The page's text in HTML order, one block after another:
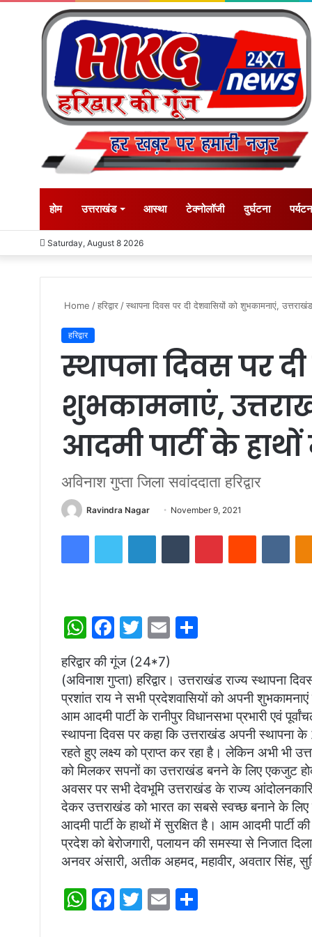
होम उत्तराखंड आस्था टेक्नोलॉजी दुर्घटना पर्यटन
Saturday, August 8 2026
Home /हरिद्वार/स्थापना दिवस पर दी देशवासियों को शुभकामनाएं,
हरिद्वार
स्थापना दिवस पर
शुभकामनाएं,
आदमी पार्टी के
अविनाश गुप्ता जिला सवांददाता हरिद्वार
Ravindra Nagar
Send November 9, 2021
FacebookTwitter LinkedInTumblr PinterestReddit
W
at
s
A
p
p
F
a
c
e
b
o
o
k
T
itt
er
E
ai
l
ar
e
हरिद्वार की गूंज (24*7)
(अविनाश गुप्ता) हरिद्वार। उत्तराखंड राज्य स्थापना
प्रशांत राय ने सभी प्रदेशवासियों को अपनी
आम आदमी पार्टी के रानीपुर विधानसभा प्रभारी एवं
स्थापना दिवस पर कहा कि उत्तराखंड अपनी स्थापना
रहते हुए लक्ष्य को प्राप्त कर रहा है। लेकिन अभी भी
को मिलकर सपनों का उत्तराखंड बनने के लिए एकजुट
अवसर पर सभी देवभूमि उत्तराखंड के राज्य
देकर उत्तराखंड को भारत का सबसे स्वच्छ बनाने के
आदमी पार्टी के हाथों में सुरक्षित है। आम आदमी पार्टी
प्रदेश को बेरोजगारी, पलायन की समस्या से निजात
अनवर अंसारी, अतीक अहमद, महावीर, अवतार सिंह,
W F
T
E